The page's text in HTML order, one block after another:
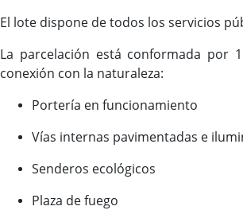
El lote dispone de todos los servicios
La parcelación está conformada por
conexión con la naturaleza:
Portería en funcionamiento
Vías internas pavimentadas e
Senderos ecológicos
Plaza de fuego